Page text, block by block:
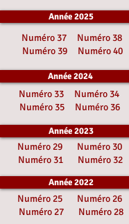
Année 2025
Numéro 37
Numéro 38
Numéro 39
Numéro 40
Année 2024
Numéro 33
Numéro 34
Numéro 35
Numéro 36
Année 2023
Numéro 29
Numéro 30
Numéro 31
Numéro 32
Année 2022
Numéro 25
Numéro 26
Numéro 27
Numéro 28